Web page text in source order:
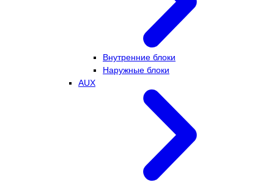
Внутренние блоки
Наружные блоки
AUX